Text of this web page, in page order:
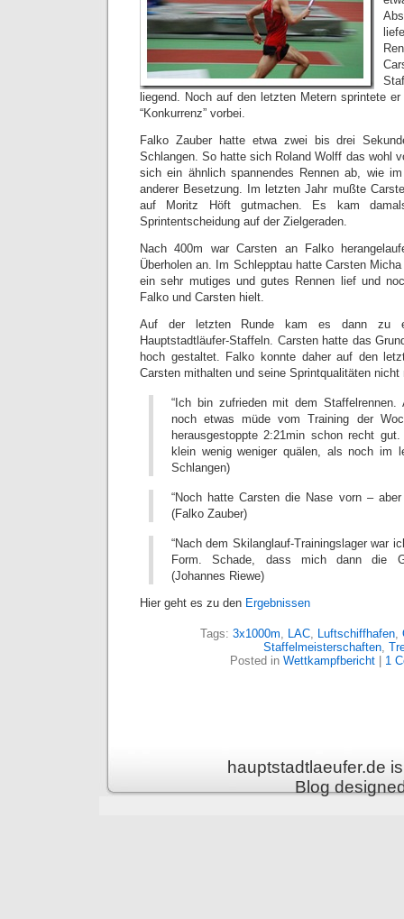
liegend. Noch auf den letzten Metern sprintete
“Konkurrenz” vorbei.
Falko Zauber hatte etwa zwei bis drei
Schlangen. So hatte sich Roland Wolff das wohl
sich ein ähnlich spannendes Rennen ab, wie
anderer Besetzung. Im letzten Jahr mußte
auf Moritz Höft gutmachen. Es kam
Sprintentscheidung auf der Zielgeraden.
Nach 400m war Carsten an Falko
Überholen an. Im Schlepptau hatte Carsten
ein sehr mutiges und gutes Rennen lief und
Falko und Carsten hielt.
Auf der letzten Runde kam es dann zu
Hauptstadtläufer-Staffeln. Carsten hatte das
hoch gestaltet. Falko konnte daher auf den
Carsten mithalten und seine Sprintqualitäten nicht
“Ich bin zufrieden mit dem Staffelrennen.
noch etwas müde vom Training der
herausgestoppte 2:21min schon recht
klein wenig weniger quälen, als noch im
Schlangen)
“Noch hatte Carsten die Nase vorn –
(Falko Zauber)
“Nach dem Skilanglauf-Trainingslager war
Form. Schade, dass mich dann die
(Johannes Riewe)
Hier geht es zu den Ergebnissen
Tags: 3x1000m, LAC, Luftschiffhafen,
Staffelmeisterschaften,
Posted in Wettkampfbericht 1
hauptstadtlaeufer.de
Blog